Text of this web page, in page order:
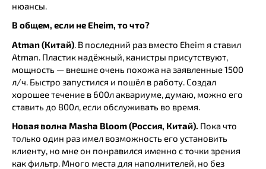
нюансы.
В общем, если не Eheim, то что?
Atman (Китай). В последний раз вместо Eheim я ставил
Atman. Пластик надёжный, канистры присутствуют,
мощность — внешне очень похожа на заявленные 1500
л/ч. Быстро запустился и пошёл в работу. Создал
хорошее течение в 600л аквариуме, думаю, можно его
ставить до 800л, если обслуживать во время.
Новая волна Masha Bloom (Россия, Китай). Пока что
только один раз имел возможность его установить
клиенту, но мне он понравился именно с точки зрения
как фильтр. Много места для наполнителей, но без